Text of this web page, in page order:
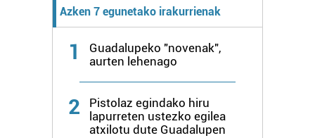
Azken 7 egunetako irakurrienak
1
Guadalupeko "novenak",
aurten lehenago
2
Pistolaz egindako hiru
lapurreten ustezko egilea
atxilotu dute Guadalupen